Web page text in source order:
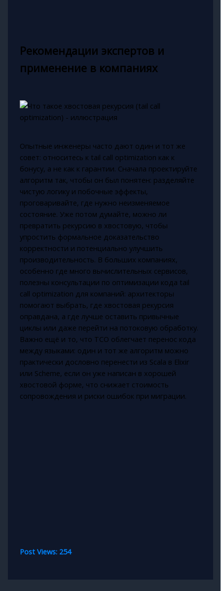
Рекомендации экспертов и
применение в компаниях
Опытные инженеры часто дают один и тот же
совет: относитесь к tail call optimization как к
бонусу, а не как к гарантии. Сначала проектируйте
алгоритм так, чтобы он был понятен: разделяйте
чистую логику и побочные эффекты,
проговаривайте, где нужно неизменяемое
состояние. Уже потом думайте, можно ли
превратить рекурсию в хвостовую, чтобы
упростить формальное доказательство
корректности и потенциально улучшить
производительность. В больших компаниях,
особенно где много вычислительных сервисов,
полезны консультации по оптимизации кода tail
call optimization для компаний: архитекторы
помогают выбрать, где хвостовая рекурсия
оправдана, а где лучше оставить привычные
циклы или даже перейти на потоковую обработку.
Важно ещё и то, что TCO облегчает перенос кода
между языками: один и тот же алгоритм можно
практически дословно перенести из Scala в Elixir
или Scheme, если он уже написан в хорошей
хвостовой форме, что снижает стоимость
сопровождения и риски ошибок при миграции.
Post Views: 254